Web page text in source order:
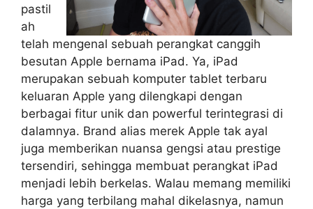
pastil
ah
telah mengenal sebuah perangkat canggih
besutan Apple bernama iPad. Ya, iPad
merupakan sebuah komputer tablet terbaru
keluaran Apple yang dilengkapi dengan
berbagai fitur unik dan powerful terintegrasi di
dalamnya. Brand alias merek Apple tak ayal
juga memberikan nuansa gengsi atau prestige
tersendiri, sehingga membuat perangkat iPad
menjadi lebih berkelas. Walau memang memiliki
harga yang terbilang mahal dikelasnya, namun